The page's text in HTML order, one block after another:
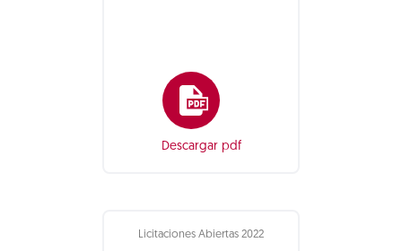
Descargar pdf
Licitaciones Abiertas 2022